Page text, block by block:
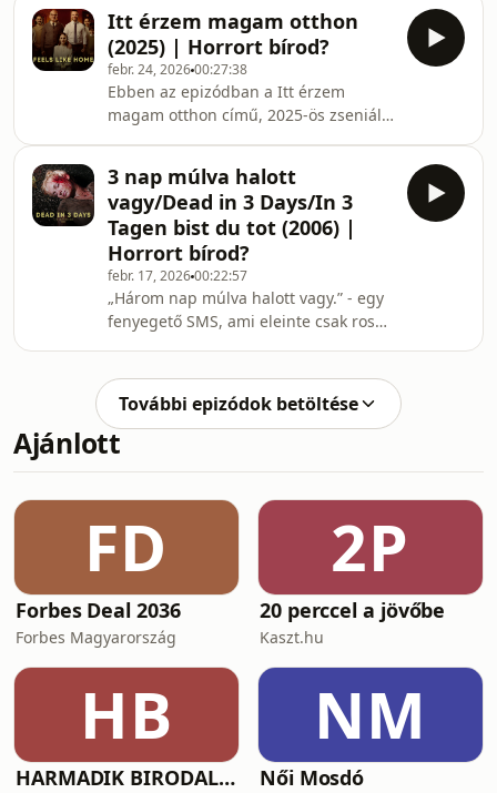
Agave kiadó fri
megpróbálja újrarendezni önmagát,
ezúttal kényszerből - miközben egyre
inkább úgy tűnik, hogy saját
árnyékával harcol, és felesleges
fanservice lett.Szó lesz
karakterdöntésekről, kiszámítható
fordulatokról és arról is, hogy vajon
tényleg szükség volt-e erre a hetedik
felvonás
Itt érzem magam otthon
(2025) | Horrort bírod?
febr. 24, 202600:27:38
Ebben az epizódban a Itt érzem
magam otthon című, 2025-ös zseniális
Áron és Szervét Tibor főszereplésével
és Holtai Gábor rendezésében készült,
független forrásokból. Rita egyik
reggel egy idegen lakásban ébred -
az Árpád család körülötte pedig
bizonygatja (nem túl kedves
módszerekkel), hogy ő valójában
Szilvi, a régóta eltűn
3 nap múlva halott
vagy/Dead in 3 Days/In 3
Tagen bist du tot (2006) |
Horrort bírod?
febr. 17, 202600:22:57
„Három nap múlva halott vagy.” - egy
fenyegető SMS, ami eleinte csak rossz
világossá válik: valaki komolyan
gondolja. Az osztrák slasher a 2000-es
évek tinédzser-horrorhullámát
lovagolja meg, miközben alpesi
formulát, pontosabban formulák
elegyét.Az európa horror-turné első
állomása kifejezetten erős
További epizódok betöltése
Ajánlott
FD
Forbes Deal 2036
Forbes Magyarország
2P
20 perccel a jövőbe
Kaszt.hu
HB
HARMADIK BIRODALOM – a nemzetiszocializmus története
NM
Női Mosdó